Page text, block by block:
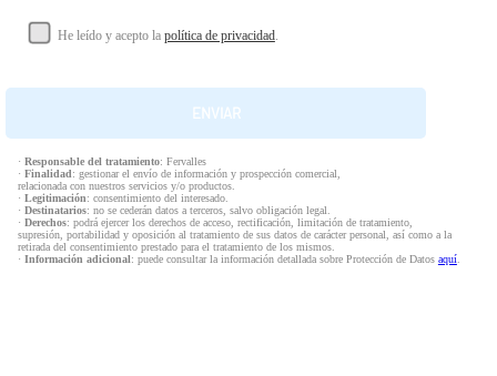
He leído y acepto la política de privacidad.
· Responsable del tratamiento: Fervalles
· Finalidad: gestionar el envío de información y prospección comercial,
relacionada con nuestros servicios y/o productos.
· Legitimación: consentimiento del interesado.
· Destinatarios: no se cederán datos a terceros, salvo obligación legal.
· Derechos: podrá ejercer los derechos de acceso, rectificación, limitación de tratamiento,
supresión, portabilidad y oposición al tratamiento de sus datos de carácter personal, así como a la
retirada del consentimiento prestado para el tratamiento de los mismos.
· Información adicional: puede consultar la información detallada sobre Protección de Datos aquí.